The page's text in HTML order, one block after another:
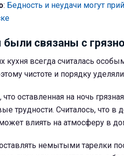
: Бедность и неудачи могут
связаны с
кухня всегда считалась
чистоте и порядку
оставленная на ночь
трудности. Считалось, что
влиять на атмосферу в
немытыми тарелки